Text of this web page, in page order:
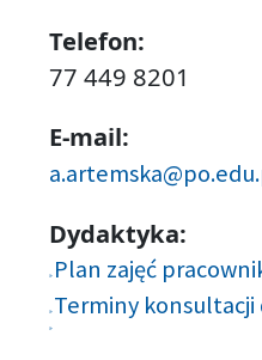
Telefon:
77 449 8201
E-mail:
Dydaktyka:
Plan zajęć
Terminy